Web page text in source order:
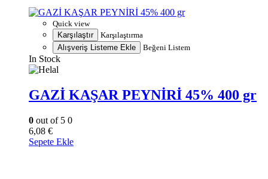
Quick view
Karşılaştır
Karşılaştırma
Alışveriş Listeme Ekle
Beğeni Listem
In Stock
GAZİ KAŞAR PEYNİRİ 45% 400 gr
0 out of 5 0
6,08 €
Sepete Ekle